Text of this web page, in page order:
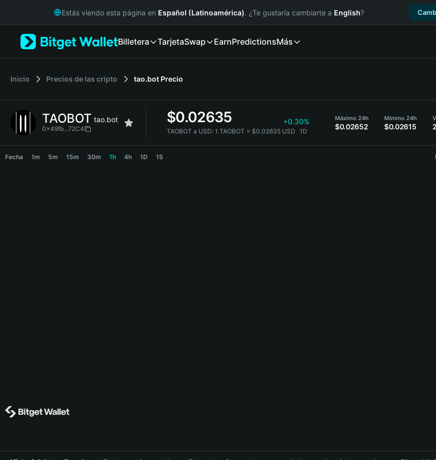
Русский
Italiano
简体中文
繁體中文
Bahasa Indonesia
Estás viendo esta página en Español (Latinoamérica). ¿Te gustaría cambiarte a English?
Billetera TarjetaSwap EarnPredictionsMás
Inicio Precios de las cripto tao.bot Precio
TAOBOT tao.bot
0x49fb...72C4
$0.02635 +0.30%
TAOBOT a USD: 1 TAOBOT = $0.02635 USD 1D
Máximo 24h
$0.02652
Mínimo 24h
$0.02615
Fecha 1m 5m 15m 30m 1h 4h 1D 1S